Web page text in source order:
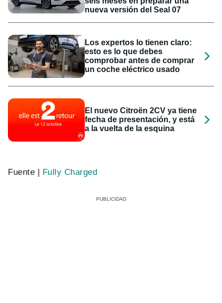
nueva versión del Seal 07
Los expertos lo tienen claro:
esto es lo que debes
comprobar antes de comprar
un coche eléctrico usado
El nuevo Citroën 2CV ya tiene
fecha de presentación, y está
a la vuelta de la esquina
Fuente | Fully Charged